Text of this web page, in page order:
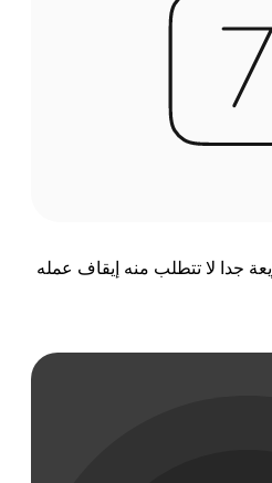
جدا لا تتطلب منه إيقاف عمله